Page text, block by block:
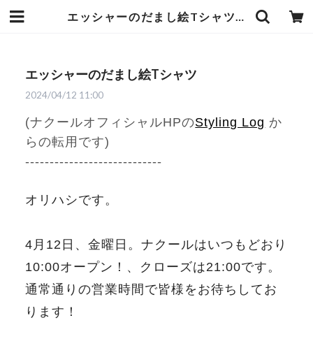
エッシャーのだまし絵Tシャツ | 武蔵小杉のセレクトショップ【ナクール】-nakool-
エッシャーのだまし絵Tシャツ
2024/04/12 11:00
(ナクールオフィシャルHPのStyling Log か
らの転用です)
----------------------------
オリハシです。
4月12日、金曜日。ナクールはいつもどおり
10:00オープン！、クローズは21:00です。
通常通りの営業時間で皆様をお待ちしてお
ります！